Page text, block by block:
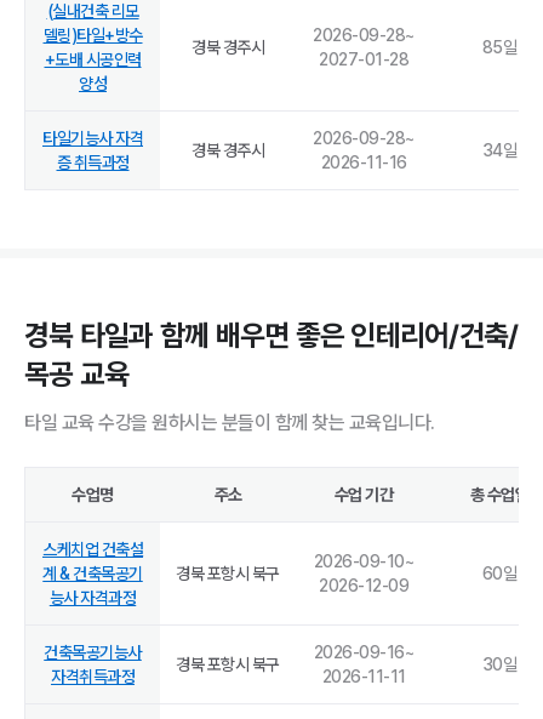
(실내건축 리모
델링)타일+방수
+도배 시공인력
양성
경북 경주시
2026-09-28~
2027-01-28
85일
타일기능사 자격
증 취득과정
경북 경주시
2026-09-28~
2026-11-16
34일
경북 타일과 함께 배우면 좋은 인테리어/건축/
목공 교육
타일 교육 수강을 원하시는 분들이 함께 찾는 교육입니다.
수업명 주소 수업 기간 총 수업일
스케치업 건축설
계 & 건축목공기
능사 자격과정
경북 포항시 북구
2026-09-10~
2026-12-09
60일
건축목공기능사
자격취득과정
경북 포항시 북구
2026-09-16~
2026-11-11
30일